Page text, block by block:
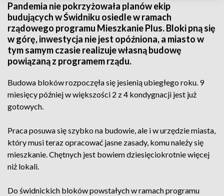
Pandemia nie pokrzyżowała planów ekip
budujących w Świdniku osiedle w ramach
rządowego programu Mieszkanie Plus. Bloki pną się
w górę, inwestycja nie jest opóźniona, a miasto w
tym samym czasie realizuje własną budowę
powiązaną z programem rządu.
Budowa bloków rozpoczęła się jesienią ubiegłego roku. 9
miesięcy później w większości 2 z 4 kondygnacji jest już
gotowych.
Praca posuwa się szybko na budowie, ale i w urzędzie miasta,
który musi teraz opracować jasne zasady, komu należy się
mieszkanie. Chętnych jest bowiem dziesięciokrotnie więcej
niż lokali.
Do świdnickich bloków powstałych w ramach programu